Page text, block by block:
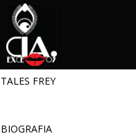
TALES FREY
BIOGRAFIA